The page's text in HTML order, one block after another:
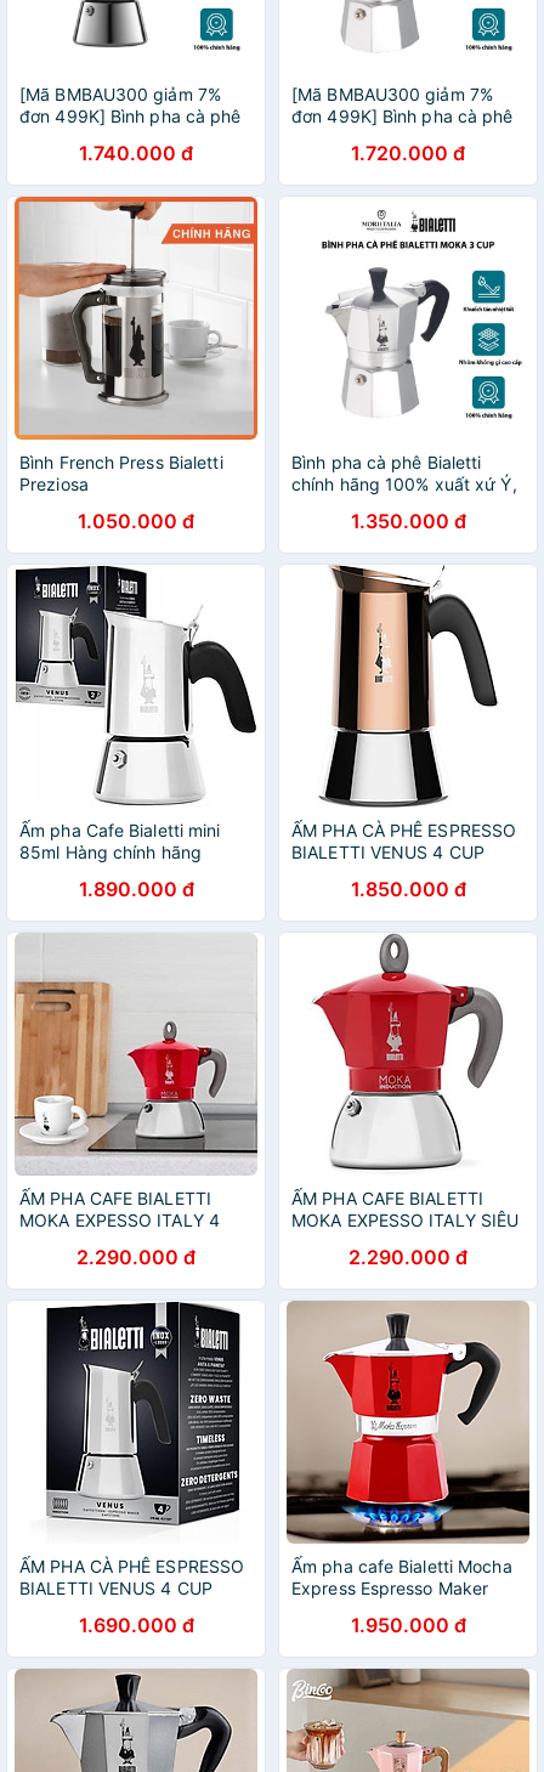
[Mã BMBAU300 giảm 7%
đơn 499K] Bình pha cà phê
sang trọng tiện lợi
990001682/NW
1.740.000 đ
[Mã BMBAU300 giảm 7%
đơn 499K] Bình pha cà phê
trọng tiện lợi Moriitalia
990001163/AP
1.720.000 đ
Bình French Press Bialetti
Preziosa
1.050.000 đ
Bình pha cà phê Bialetti
chính hãng 100% xuất xứ Ý,
cao cấp Moriitalia
990001162
1.350.000 đ
Ấm pha Cafe Bialetti mini
85ml Hàng chính hãng
1.890.000 đ
ẤM PHA CÀ PHÊ ESPRESSO
BIALETTI VENUS 4 CUP
1.850.000 đ
ẤM PHA CAFE BIALETTI
MOKA EXPESSO ITALY 4
2.290.000 đ
ẤM PHA CAFE BIALETTI
MOKA EXPESSO ITALY SIÊU
lần) Hàng chính hãng
2.290.000 đ
ẤM PHA CÀ PHÊ ESPRESSO
BIALETTI VENUS 4 CUP
1.690.000 đ
Ấm pha cafe Bialetti Mocha
Express Espresso Maker
dùng cho bếp từ Hàng chính
hãng
1.950.000 đ